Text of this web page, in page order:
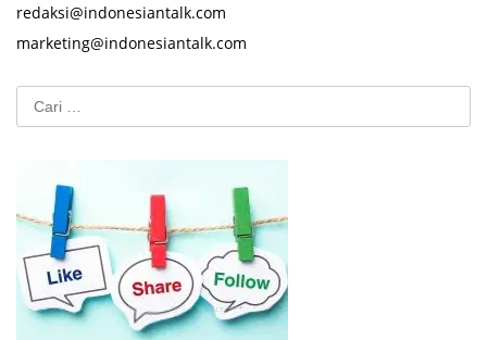
redaksi@indonesiantalk.com
marketing@indonesiantalk.com
Cari
untuk: